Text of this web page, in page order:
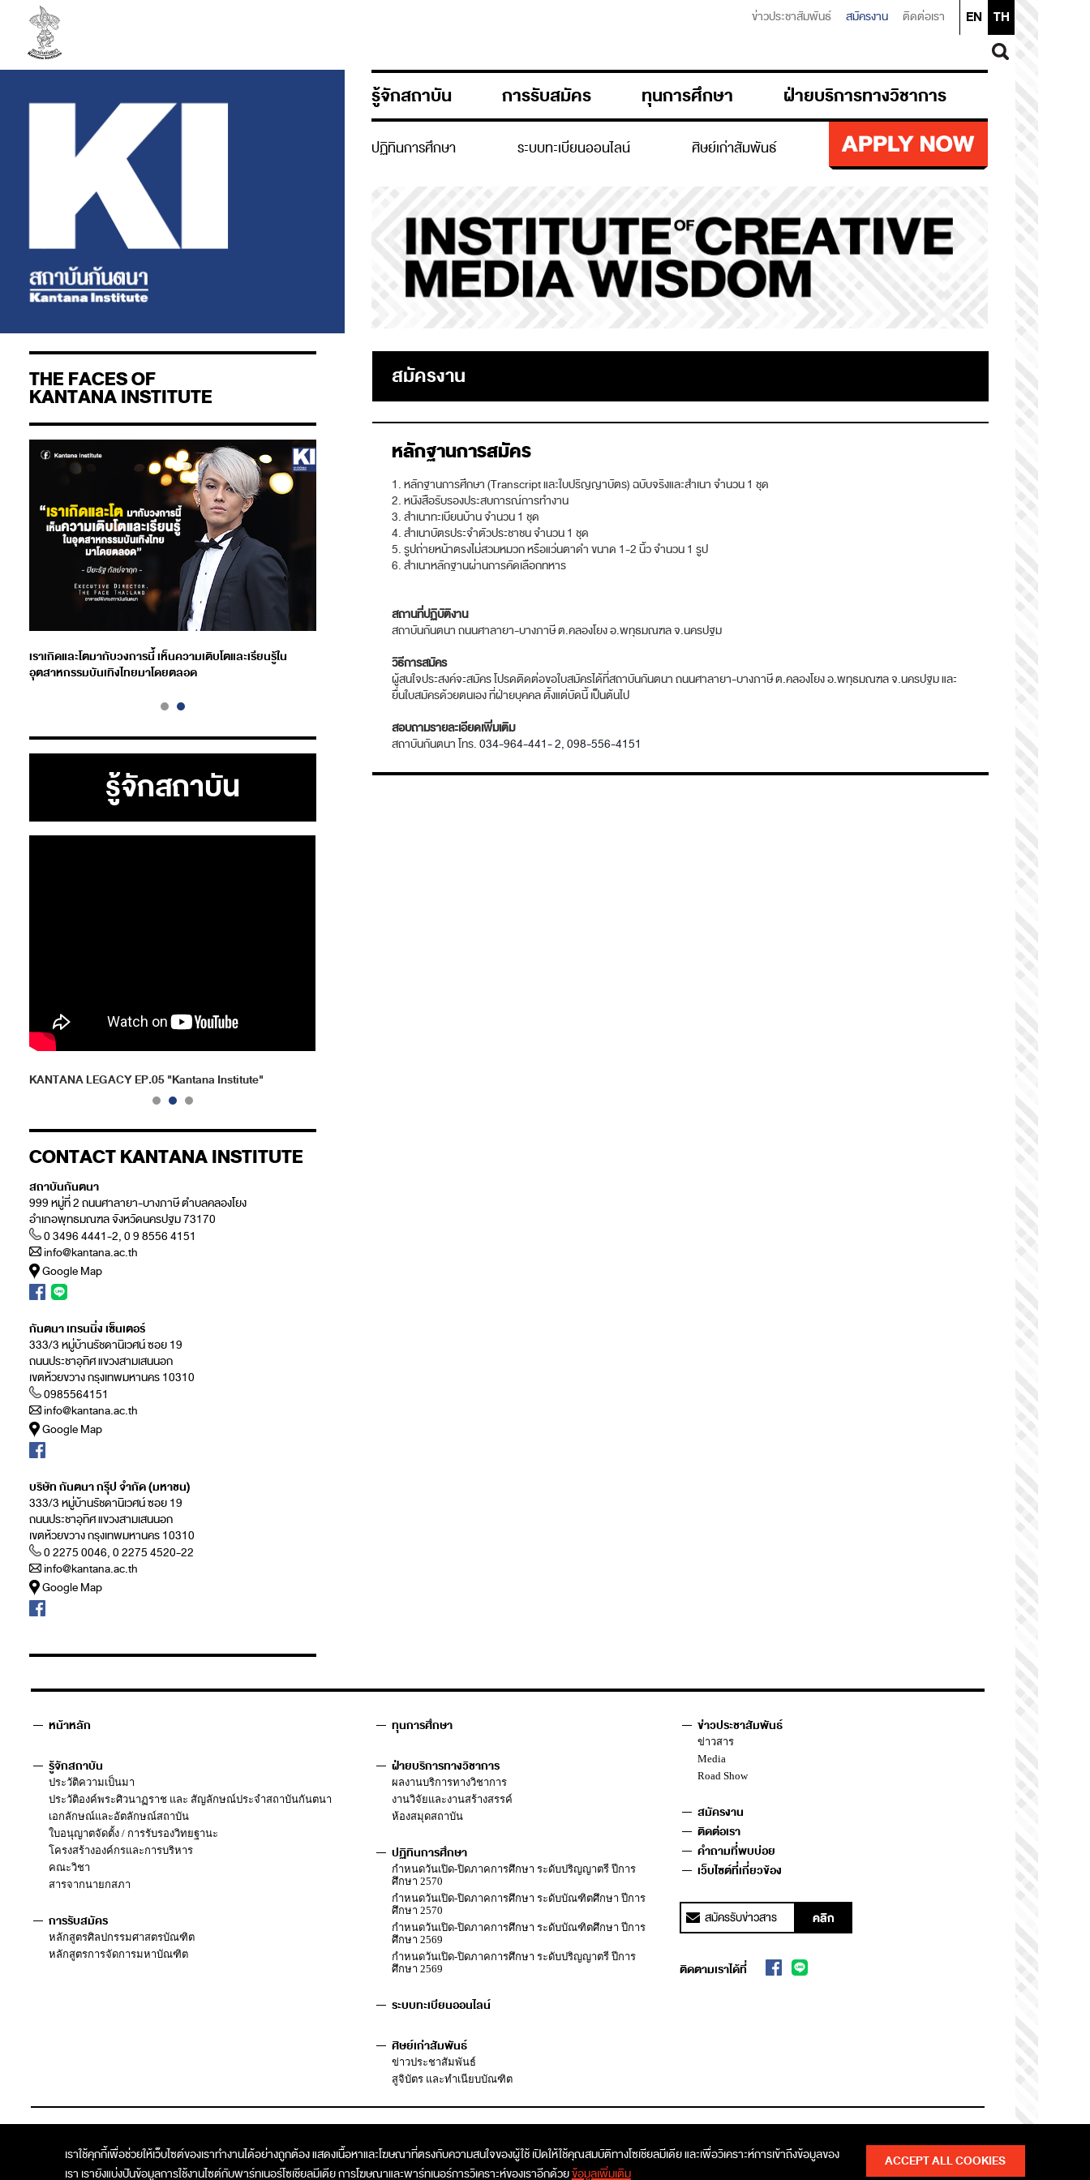
ข่าวประชาสัมพันธ์ สมัครงาน ติดต่อเรา EN TH
รู้จักสถาบัน การรับสมัคร ทุนการศึกษา ฝ่ายบริการทางวิชาการ
ปฏิทินการศึกษา ระบบทะเบียนออนไลน์ ศิษย์เก่าสัมพันธ์
สมัครงาน
หลักฐานการสมัคร
หลักฐานการศึกษา (Transcript และใบปริญญาบัตร) ฉบับจริงและสำเนา จำนวน 1 ชุด
หนังสือรับรองประสบการณ์การทำงาน
สำเนาทะเบียนบ้าน จำนวน 1 ชุด
สำเนาบัตรประจำตัวประชาชน จำนวน 1 ชุด
รูปถ่ายหน้าตรงไม่สวมหมวก หรือแว่นตาดำ ขนาด 1-2 นิ้ว จำนวน 1 รูป
สำเนาหลักฐานผ่านการคัดเลือกทหาร
สถานที่ปฏิบัติงาน
สถาบันกันตนา ถนนศาลายา-บางภาษี ต.คลองโยง อ.พทุธมณฑล จ.นครปฐม
วิธีการสมัคร
ผู้สนใจประสงค์จะสมัคร โปรดติดต่อขอใบสมัครได้ที่สถาบันกันตนา ถนนศาลายา-บางภาษี ต.คลองโยง อ.พทุธมณฑล จ.นครปฐม และ
ยื่นใบสมัครด้วยตนเอง ที่ฝ่ายบุคคล ตั้งแต่บัดนี้ เป็นต้นไป
สอบถามรายละเอียดเพิ่มเติม
สถาบันกันตนา โทร.034-964-441- 2, 098-556-4151
THE FACES OF
KANTANA INSTITUTE
เราเกิดและโตมากับวงการนี้ เห็นความเติบโตและเรียนรู้ใน
อุตสาหกรรมบันเทิงไทยมาโดยตลอด
รู้จักสถาบัน
KANTANA LEGACY EP.05 "Kantana Institute"
CONTACT KANTANA INSTITUTE
สถาบันกันตนา
999 หมู่ที่ 2 ถนนศาลายา-บางภาษี ตำบลคลองโยง
อำเภอพุทธมณฑล จังหวัดนครปฐม 73170
0 3496 4441-2, 0 9 8556 4151
info@kantana.ac.th
Google Map
กันตนา เทรนนิ่ง เซ็นเตอร์
333/3 หมู่บ้านรัชดานิเวศน์ ซอย 19
ถนนประชาอุทิศ แขวงสามเสนนอก
เขตห้วยขวาง กรุงเทพมหานคร 10310
0985564151
info@kantana.ac.th
Google Map
บริษัท กันตนา กรุ๊ป จำกัด (มหาชน)
333/3 หมู่บ้านรัชดานิเวศน์ ซอย 19
ถนนประชาอุทิศ แขวงสามเสนนอก
เขตห้วยขวาง กรุงเทพมหานคร 10310
0 2275 0046, 0 2275 4520-22
info@kantana.ac.th
Google Map
หน้าหลัก
รู้จักสถาบัน
ประวัติความเป็นมา
ประวัติองค์พระศิวนาฏราช และ สัญลักษณ์ประจำสถาบันกันตนา
เอกลักษณ์และอัตลักษณ์สถาบัน
ใบอนุญาตจัดตั้ง / การรับรองวิทยฐานะ
โครงสร้างองค์กรและการบริหาร
คณะวิชา
สารจากนายกสภา
การรับสมัคร
หลักสูตรศิลปกรรมศาสตรบัณฑิต
หลักสูตรการจัดการมหาบัณฑิต
ทุนการศึกษา
ฝ่ายบริการทางวิชาการ
ผลงานบริการทางวิชาการ
งานวิจัยและงานสร้างสรรค์
ห้องสมุดสถาบัน
ปฏิทินการศึกษา
กำหนดวันเปิด-ปิดภาคการศึกษา ระดับปริญญาตรี ปีการ
ศึกษา 2570
กำหนดวันเปิด-ปิดภาคการศึกษา ระดับบัณฑิตศึกษา ปีการ
ศึกษา 2570
กำหนดวันเปิด-ปิดภาคการศึกษา ระดับบัณฑิตศึกษา ปีการ
ศึกษา 2569
กำหนดวันเปิด-ปิดภาคการศึกษา ระดับปริญญาตรี ปีการ
ศึกษา 2569
ระบบทะเบียนออนไลน์
ศิษย์เก่าสัมพันธ์
ข่าวประชาสัมพันธ์
สูจิบัตร และทำเนียบบัณฑิต
ข่าวประชาสัมพันธ์
ข่าวสาร
Media
Road Show
สมัครงาน
ติดต่อเรา
คำถามที่พบบ่อย
เว็บไซต์ที่เกี่ยวข้อง
ติดตามเราได้ที่
เราใช้คุกกี้เพื่อช่วยให้เว็บไซต์ของเราทำงานได้อย่างถูกต้อง แสดงเนื้อหาและโฆษณาที่ตรงกับความสนใจของผู้ใช้ เปิดให้ใช้คุณสมบัติทางโซเชียลมีเดีย และเพื่อวิเคราะห์การเข้าถึงข้อมูลของ
เรา เรายังแบ่งปันข้อมูลการใช้งานไซต์กับพาร์ทเนอร์โซเชียลมีเดีย การโฆษณาและพาร์ทเนอร์การวิเคราะห์ของเราอีกด้วยข้อมูลเพิ่มเติม
ACCEPT ALL COOKIES